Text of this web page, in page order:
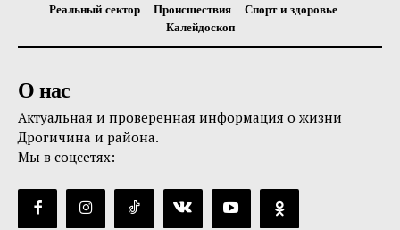
Реальный сектор
Происшествия
Спорт и здоровье
Калейдоскоп
О нас
Актуальная и проверенная информация о жизни
Дрогичина и района.
Мы в соцсетях: